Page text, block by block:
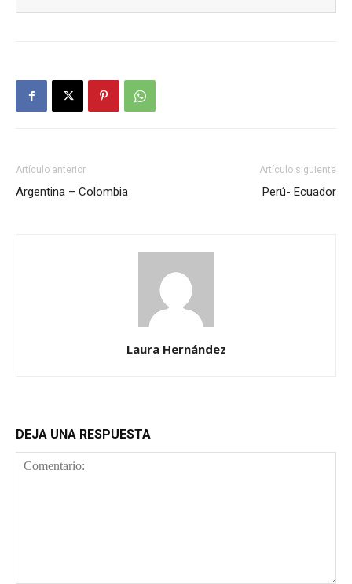
Artículo anterior
Argentina – Colombia
Artículo siguiente
Perú- Ecuador
Laura Hernández
DEJA UNA RESPUESTA